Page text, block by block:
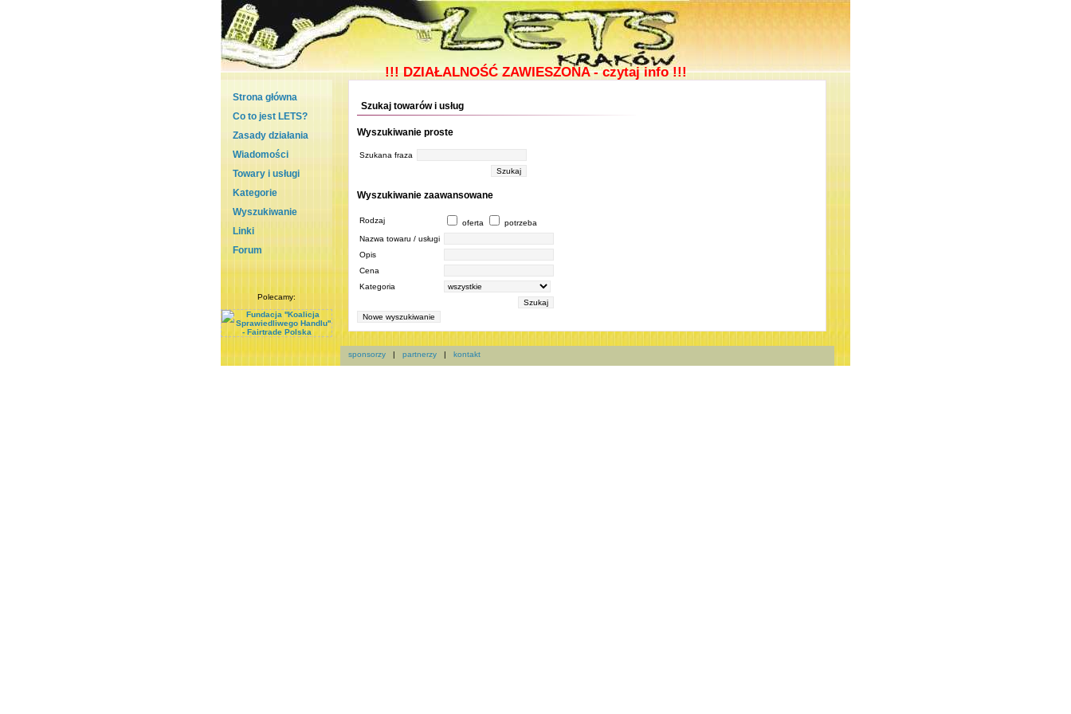
!!!DZIAŁALNOŚĆ ZAWIESZONA -czytaj info !!!
Strona główna
Co to jest LETS?
Zasady działania
Wiadomości
Towary i usługi
Kategorie
Wyszukiwanie
Linki
Forum
Polecamy:
Szukaj towarów i usług
Wyszukiwanie proste
Szukana fraza
Wyszukiwanie zaawansowane
Rodzaj oferta
potrzeba
Nazwa towaru / usługi
Opis
Cena
Kategoria
sponsorzy | partnerzy | kontakt